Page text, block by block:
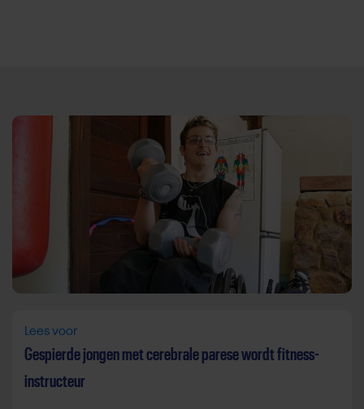
Direct door naar content
Lees voor
Gespierde jongen met cerebrale parese wordt fitness-
instructeur